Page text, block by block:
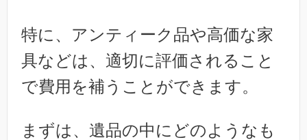
特に、アンティーク品や高価な家
具などは、適切に評価されること
で費用を補うことができます。
まずは、遺品の中にどのようなも